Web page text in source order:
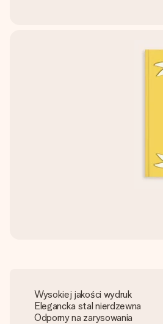
Wysokiej jakości wydruk
Elegancka stal nierdzewna
Odporny na zarysowania